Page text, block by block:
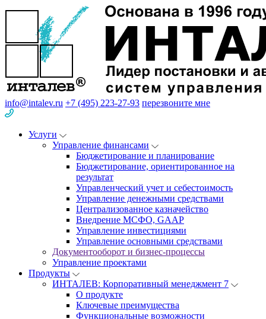
info@intalev.ru +7 (495) 223-27-93 перезвоните мне
Услуги
Управление финансами
Бюджетирование и планирование
Бюджетирование, ориентированное на
результат
Управленческий учет и себестоимость
Управление денежными средствами
Централизованное казначейство
Внедрение МСФО, GAAP
Управление инвестициями
Управление основными средствами
Документооборот и бизнес-процессы
Управление проектами
Продукты
ИНТАЛЕВ: Корпоративный менеджмент 7
О продукте
Ключевые преимущества
Функциональные возможности